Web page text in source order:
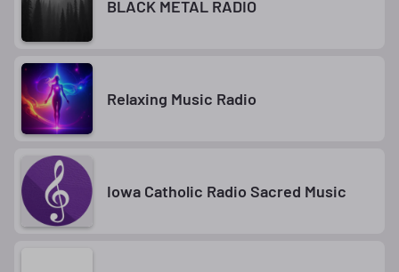
BLACK METAL RADIO
Relaxing Music Radio
Iowa Catholic Radio Sacred Music